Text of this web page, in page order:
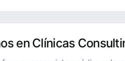
en Clínicas